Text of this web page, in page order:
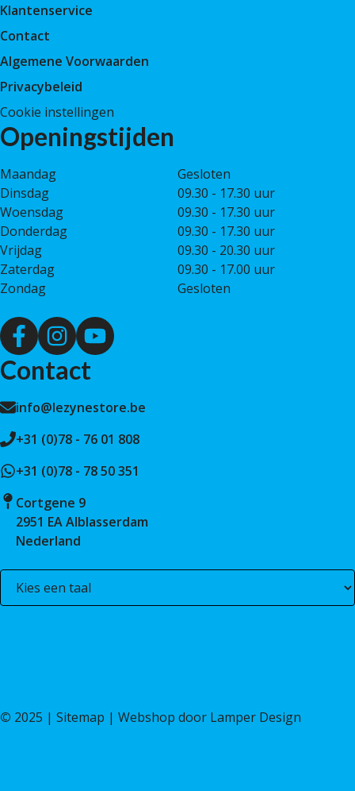
Klantenservice
Contact
Algemene Voorwaarden
Privacybeleid
Cookie instellingen
Openingstijden
Maandag
Gesloten
Dinsdag
09.30 - 17.30 uur
Woensdag
09.30 - 17.30 uur
Donderdag
09.30 - 17.30 uur
Vrijdag
09.30 - 20.30 uur
Zaterdag
09.30 - 17.00 uur
Zondag
Gesloten
Contact
info@lezynestore.be
+31 (0)78 - 76 01 808
+31 (0)78 - 78 50 351
Cortgene 9
2951 EA Alblasserdam
Nederland
© 2025 | Sitemap | Webshop door Lamper Design